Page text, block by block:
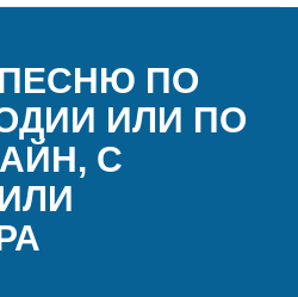
ПО
ИЛИ ПО
С